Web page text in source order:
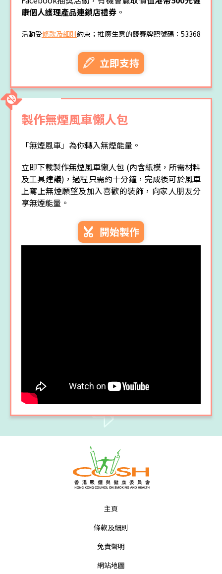
康個人護理產品連鎖店禮券 。
活動受條款及細則約束；推廣生意的競賽牌照號碼：53368
立即支持
製作無煙風車懶人包
「無煙風車」為你轉入無煙能量。
立即下載製作無煙風車懶人包 (內含紙模，所需材料
及工具建議)，過程只需約十分鐘，完成後可於風車
上寫上無煙願望及加入喜歡的裝飾，向家人朋友分
享無煙能量。
開始製作
主頁
條款及細則
免責聲明
網站地圖